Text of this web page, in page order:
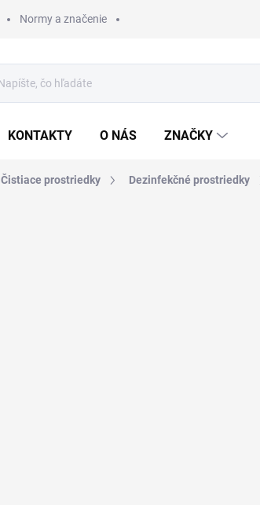
Normy a značenie
KONTAKTY O NÁS ZNAČKY
Čistiace prostriedky Dezinfekčné prostriedky